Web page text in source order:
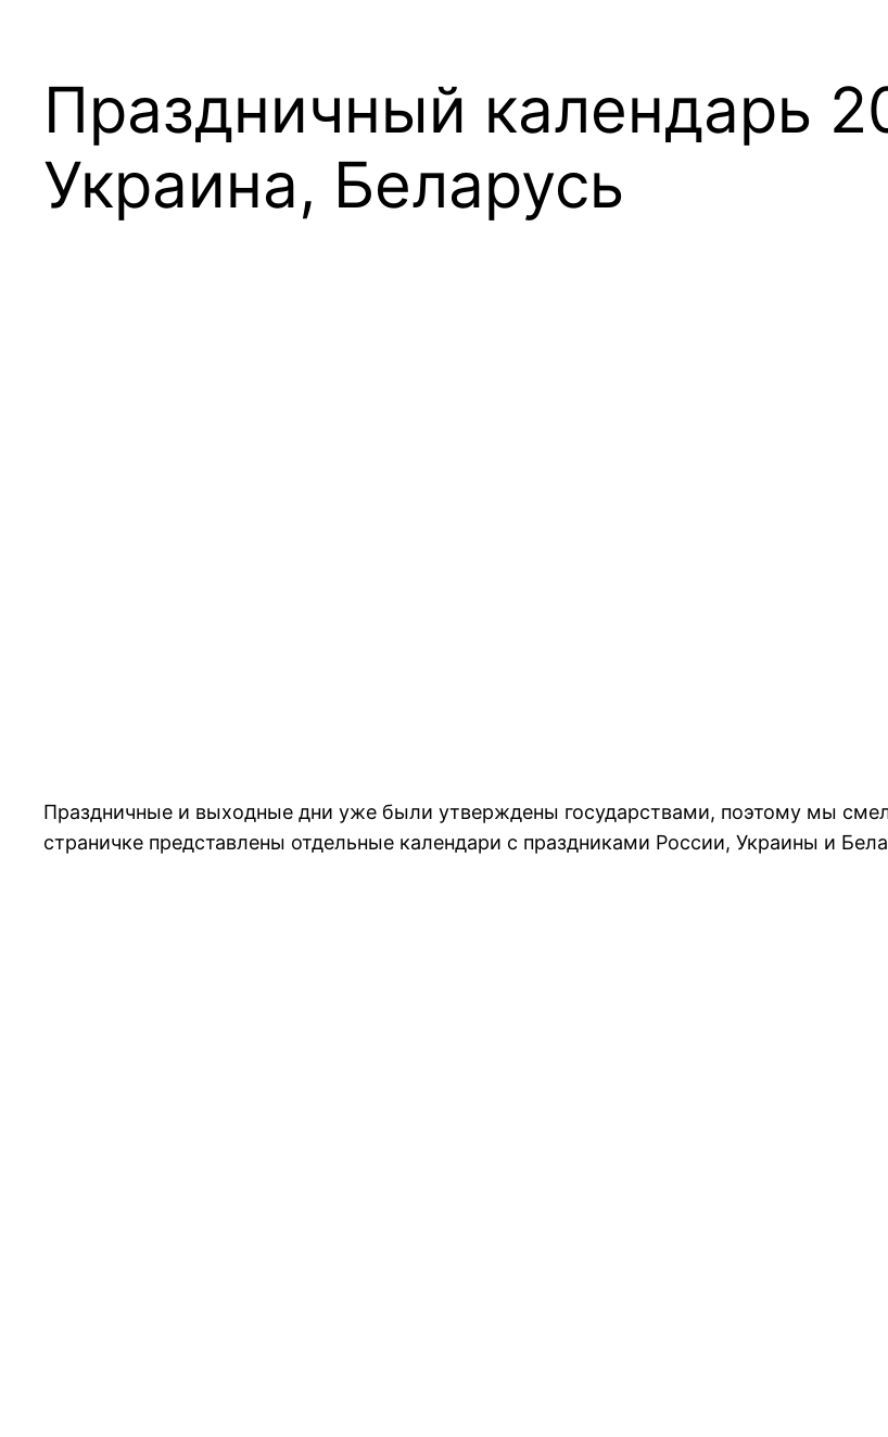
Праздничный календарь
Украина, Беларусь
Праздничные и выходные дни уже были утверждены государствами, поэтому мы
страничке представлены отдельные календари с праздниками России, Украины и